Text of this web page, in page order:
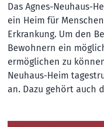
Das Agnes-Neuhaus-
ein Heim für
Erkrankung. Um den
Bewohnern ein
ermöglichen zu
Neuhaus-Heim
an. Dazu gehört auch